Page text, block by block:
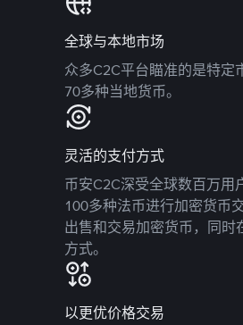
全球与本地市场
众多C2C平台瞄准的是特定
70多种当地货币。
灵活的支付方式
币安C2C深受全球数百万
100多种法币进行加密货币
出售和交易加密货币，同
方式。
以更优价格交易